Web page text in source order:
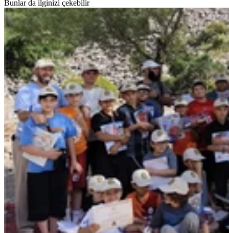
Bunlar da ilginizi çekebilir